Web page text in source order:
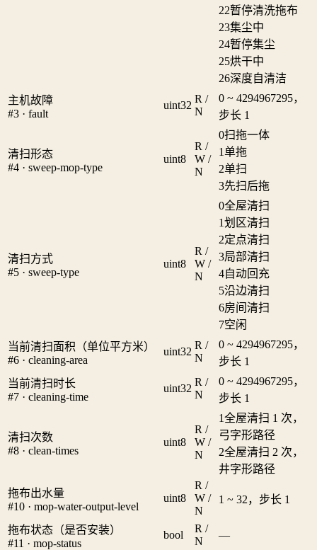
22暂停清洗拖布
23集尘中
24暂停集尘
25烘干中
26深度自清洁
主机故障
#3 · fault
uint32
R /
N
0 ~ 4294967295，
步长 1
清扫形态
#4 · sweep-mop-type
uint8
R /
W /
N
0扫拖一体
1单拖
2单扫
3先扫后拖
清扫方式
#5 · sweep-type
uint8
R /
W /
N
0全屋清扫
1划区清扫
2定点清扫
3局部清扫
4自动回充
5沿边清扫
6房间清扫
7空闲
当前清扫面积（单位平方米）
#6 · cleaning-area
uint32
R /
N
0 ~ 4294967295，
步长 1
当前清扫时长
#7 · cleaning-time
uint32
R /
N
0 ~ 4294967295，
步长 1
清扫次数
#8 · clean-times
uint8
R /
W /
N
1全屋清扫 1 次，
弓字形路径
2全屋清扫 2 次，
井字形路径
拖布出水量
#10 · mop-water-output-level
uint8
R /
W /
N
1 ~ 32，步长 1
拖布状态（是否安装）
#11 · mop-status
bool
R /
N
—